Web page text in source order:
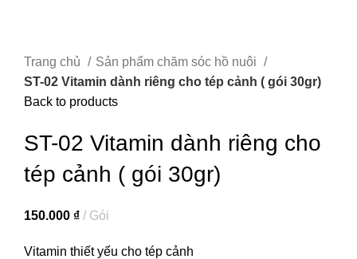
Trang chủ
Sản phẩm chăm sóc hồ nuôi
ST-02 Vitamin dành riêng cho tép cảnh ( gói 30gr)
Back to products
ST-02 Vitamin dành riêng cho
tép cảnh ( gói 30gr)
150.000 ₫ Gói
Vitamin thiết yếu cho tép cảnh